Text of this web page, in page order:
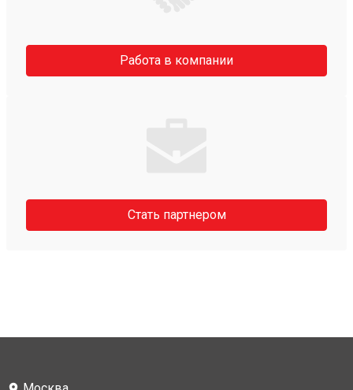
Работа в компании
Стать партнером